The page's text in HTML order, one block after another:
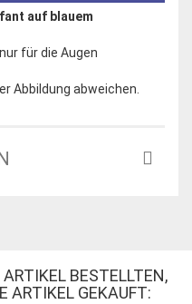
auf blauem
für die Augen
Abbildung abweichen.
BESTELLTEN,
ARTIKEL GEKAUFT: